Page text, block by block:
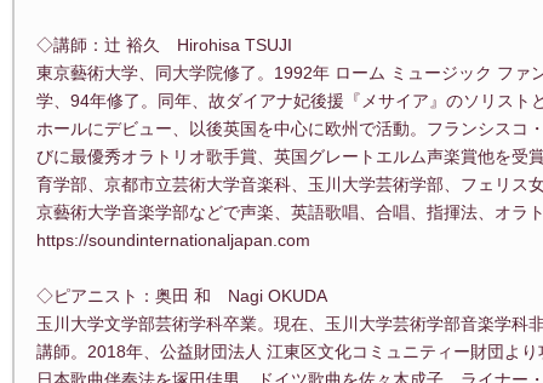
◇講師：辻 裕久 Hirohisa TSUJI
東京藝術大学、同大学院修了。1992年 ローム ミュージック ファ
学、94年修了。同年、故ダイアナ妃後援『メサイア』のソリスト
ホールにデビュー、以後英国を中心に欧州で活動。フランシスコ
びに最優秀オラトリオ歌手賞、英国グレートエルム声楽賞他を受
育学部、京都市立芸術大学音楽科、玉川大学芸術学部、フェリス
京藝術大学音楽学部などで声楽、英語歌唱、合唱、指揮法、オラ
https://soundinternationaljapan.com
◇ピアニスト：奥田 和 Nagi OKUDA
玉川大学文学部芸術学科卒業。現在、玉川大学芸術学部音楽学科
講師。2018年、公益財団法人 江東区文化コミュニティー財団よ